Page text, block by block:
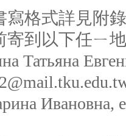
寫格式詳見附
寄到以下任ㄧ
Татьяна
Ивановна,